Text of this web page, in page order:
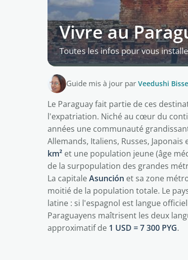
Vivre au
Toutes les infos pour vous
Guide mis à jour par Veedushi
Le Paraguay fait partie de ces
l'expatriation. Niché au cœur du
années une communauté
Allemands, Italiens, Russes,
km² et une population jeune (âge
de la surpopulation des grandes
La capitaleAsunción et sa zone
moitié de la population totale. Le
latine : si l'espagnol est langue
Paraguayens maîtrisent les deux
approximatif de 1 USD = 7 300 PYG.